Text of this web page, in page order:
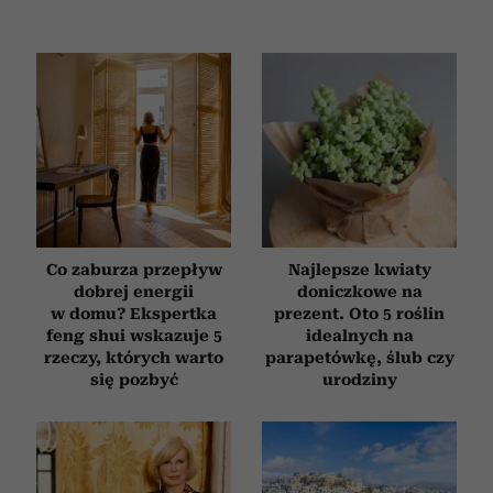
Partnerzy mogą połączyć te informacje z innymi danymi
otrzymanymi od Ciebie lub uzyskanymi podczas
korzystania z ich usług.
Co zaburza przepływ
dobrej energii
w domu? Ekspertka
feng shui wskazuje 5
rzeczy, których warto
się pozbyć
Najlepsze kwiaty
doniczkowe na
prezent. Oto 5 roślin
idealnych na
parapetówkę, ślub czy
urodziny